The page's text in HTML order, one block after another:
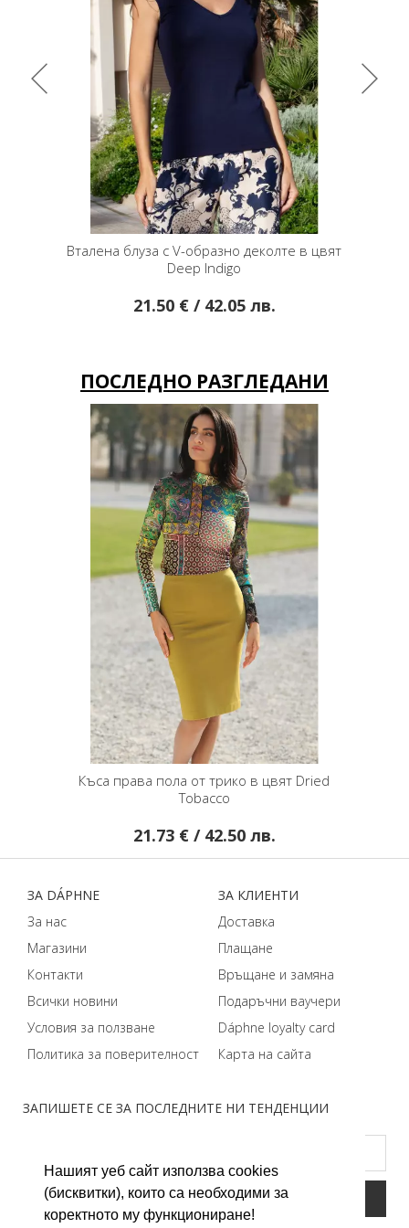
Нашият уеб сайт използва cookies
(бисквитки), които са необходими за
коректното му функциониране!
в цвят Блуза от леко трико с кашмирени мотиви
29.95 € / 58.58 лв.
ПОСЛЕДНО РАЗГЛЕДАНИ
Къса права пола от трико в цвят Dried
Tobacco
21.73 € / 42.50 лв.
ЗАПИШЕТЕ СЕ ЗА ПОСЛЕДНИТЕ НИ ТЕНДЕНЦИИ
ЗA DÁPHNЕ
За нас
Магазини
Контакти
Всички новини
Условия за ползване
Политика за поверителност
ЗA КЛИЕНТИ
Доставка
Плащане
Връщане и замяна
Подаръчни ваучери
Dáphnе loyalty card
Карта на сайта